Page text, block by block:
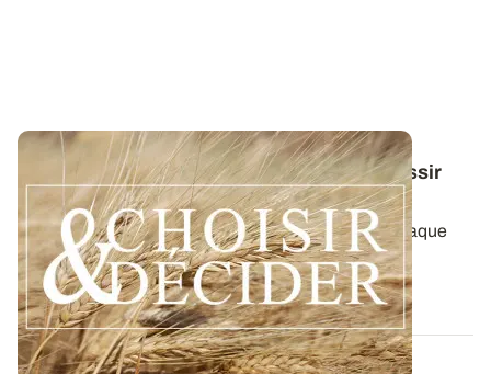
Conduite du blé dur : des guides pour réussir
ses interventions au printemps 2026
Retrouvez toutes les préconisations adaptées à chaque
région en matière de fertilisation...
12 DÉC. 2025